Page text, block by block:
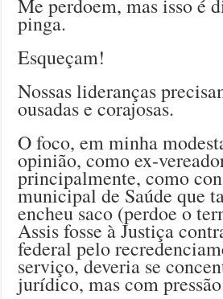
Me perdoem, mas isso é
pinga.
Esqueçam!
Nossas lideranças
ousadas e corajosas.
O foco, em minha
opinião, como ex-
principalmente, como
municipal de Saúde que
encheu saco (perdoe o
Assis fosse à Justiça
federal pelo
serviço, deveria se
jurídico, mas com